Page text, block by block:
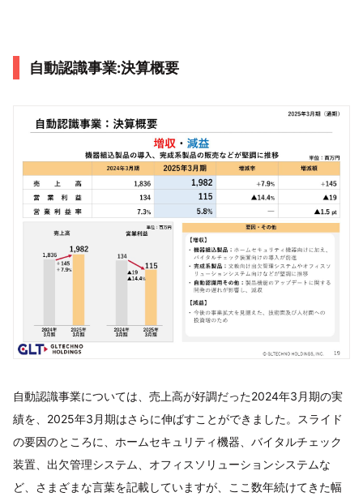
自動認識事業:決算概要
自動認識事業については、売上高が好調だった2024年3月期の実
績を、2025年3月期はさらに伸ばすことができました。スライド
の要因のところに、ホームセキュリティ機器、バイタルチェック
装置、出欠管理システム、オフィスソリューションシステムな
ど、さまざまな言葉を記載していますが、ここ数年続けてきた幅